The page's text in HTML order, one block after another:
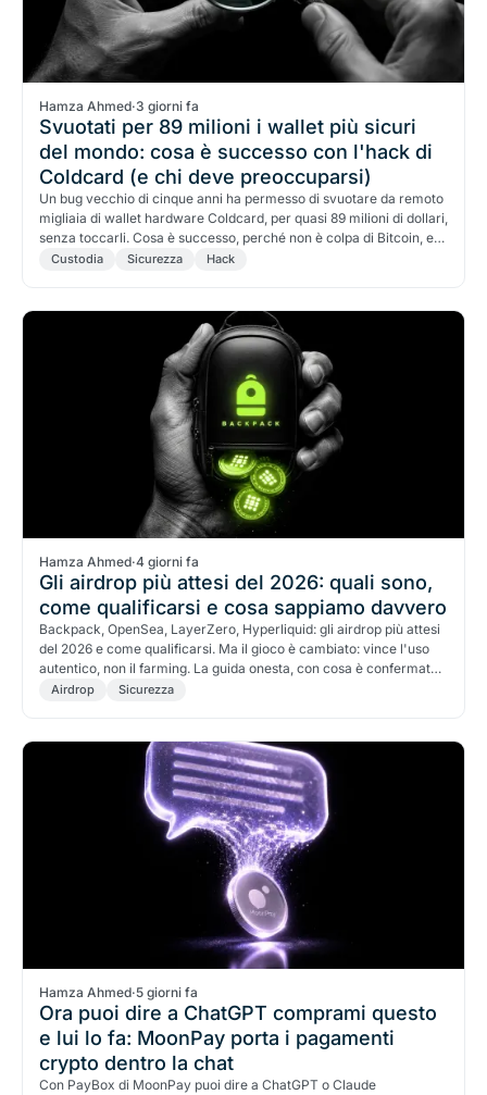
Hamza Ahmed·3 giorni fa
Svuotati per 89 milioni i wallet più sicuri
del mondo: cosa è successo con l'hack di
Coldcard (e chi deve preoccuparsi)
Un bug vecchio di cinque anni ha permesso di svuotare da remoto
migliaia di wallet hardware Coldcard, per quasi 89 milioni di dollari,
senza toccarli. Cosa è successo, perché non è colpa di Bitcoin, e
come capire se sei a rischio.
Custodia Sicurezza Hack
Hamza Ahmed·4 giorni fa
Gli airdrop più attesi del 2026: quali sono,
come qualificarsi e cosa sappiamo davvero
Backpack, OpenSea, LayerZero, Hyperliquid: gli airdrop più attesi
del 2026 e come qualificarsi. Ma il gioco è cambiato: vince l'uso
autentico, non il farming. La guida onesta, con cosa è confermato
e cosa è solo speranza.
Airdrop Sicurezza
Hamza Ahmed·5 giorni fa
Ora puoi dire a ChatGPT comprami questo
e lui lo fa: MoonPay porta i pagamenti
crypto dentro la chat
Con PayBox di MoonPay puoi dire a ChatGPT o Claude